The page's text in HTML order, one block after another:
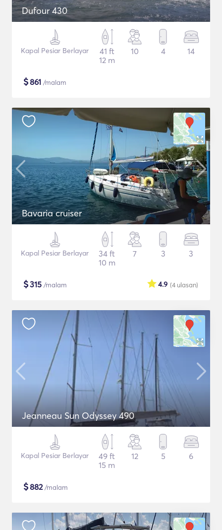
Dufour 430
Kapal Pesiar Berlayar
41 ft
12 m
10 4 14
$861 /malam
Bavaria cruiser
Kapal Pesiar Berlayar
34 ft
10 m
7 3 3
$315 /malam (4 ulasan)
4.9
Jeanneau Sun Odyssey 490
Kapal Pesiar Berlayar
49 ft
15 m
12 5 6
$882/malam